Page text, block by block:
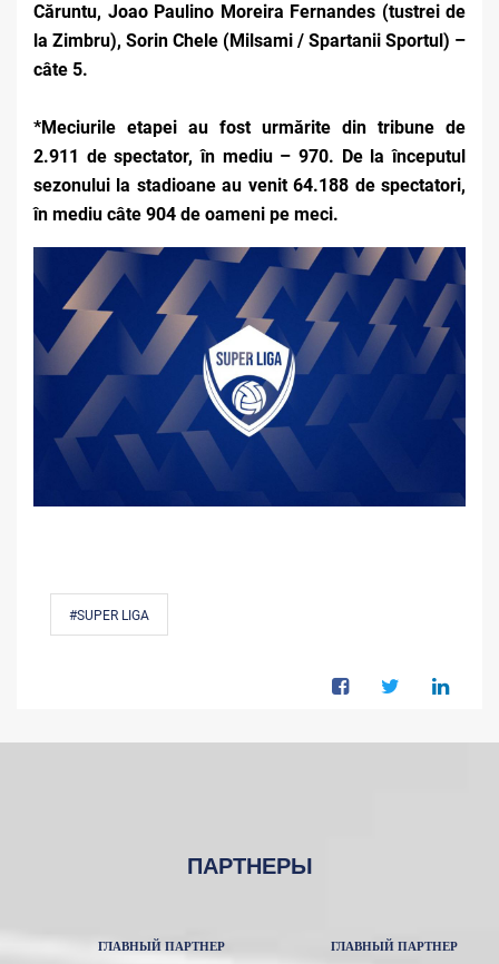
Căruntu, Joao Paulino Moreira Fernandes (tustrei de
la Zimbru), Sorin Chele (Milsami / Spartanii Sportul) –
câte 5.
*Meciurile etapei au fost urmărite din tribune de
2.911 de spectator, în mediu – 970. De la începutul
sezonului la stadioane au venit 64.188 de spectatori,
în mediu câte 904 de oameni pe meci.
#SUPER LIGA
ПАРТНЕРЫ
ГЛАВНЫЙ ПАРТНЕР ГЛАВНЫЙ ПАРТНЕР